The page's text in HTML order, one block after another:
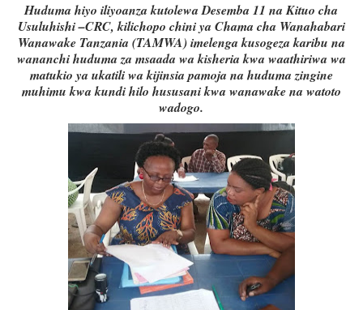
Huduma hiyo iliyoanza kutolewa Desemba 11 na Kituo cha
Usuluhishi –CRC, kilichopo chini ya Chama cha Wanahabari
Wanawake Tanzania (TAMWA) imelenga kusogeza karibu na
wananchi huduma za msaada wa kisheria kwa waathiriwa wa
matukio ya ukatili wa kijinsia pamoja na huduma zingine
muhimu kwa kundi hilo hususani kwa wanawake na watoto
wadogo.